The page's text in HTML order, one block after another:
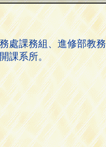
處課務組、進修部教
課系所。